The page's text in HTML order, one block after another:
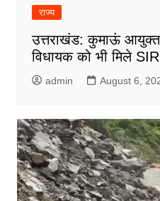
राज्य
उत्तराखंड: कुमाऊं
विधायक को भी मिले
admin August 6,